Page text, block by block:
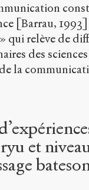
[Barrau,
qui relève de
des
la
et